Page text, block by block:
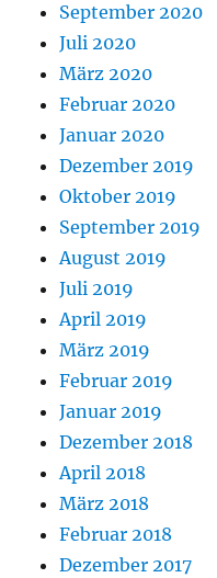
September 2020
Juli 2020
März 2020
Februar 2020
Januar 2020
Dezember 2019
Oktober 2019
September 2019
August 2019
Juli 2019
April 2019
März 2019
Februar 2019
Januar 2019
Dezember 2018
April 2018
März 2018
Februar 2018
Dezember 2017